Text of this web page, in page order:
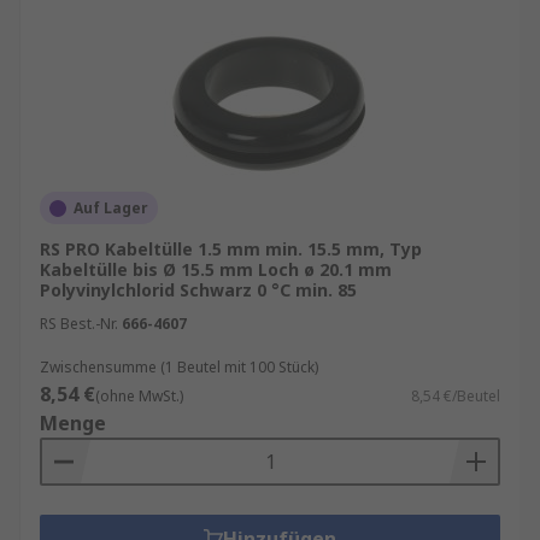
Auf Lager
RS PRO Kabeltülle 1.5 mm min. 15.5 mm, Typ
Kabeltülle bis Ø 15.5 mm Loch ø 20.1 mm
Polyvinylchlorid Schwarz 0 °C min. 85
RS Best.-Nr. 666-4607
Zwischensumme (1 Beutel mit 100 Stück)
8,54 €(ohne MwSt.) 8,54 €/Beutel
Menge